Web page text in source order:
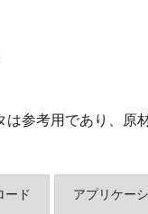
参考用であり、原
ード アプリケー